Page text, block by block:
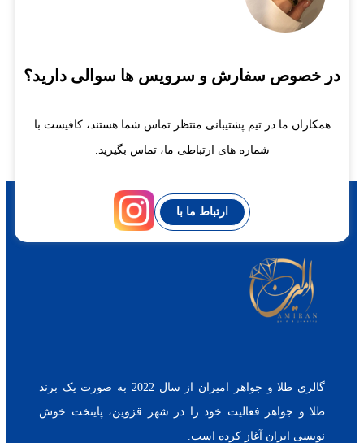
در خصوص سفارش و سرویس ها سوالی دارید؟
همکاران ما در تیم پشتیبانی منتظر تماس شما هستند، کافیست با
شماره های ارتباطی ما، تماس بگیرید.
ارتباط ما با
گالری طلا و جواهر امیران از سال 2022 به صورت یک برند
طلا و جواهر فعالیت خود را در شهر قزوین، پایتخت خوش
نویسی ایران آغاز کرده است.